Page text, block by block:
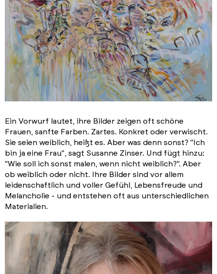
Ein Vorwurf lautet, ihre Bilder zeigen oft schöne
Frauen, sanfte Farben. Zartes. Konkret oder verwischt.
Sie seien weiblich, heißt es. Aber was denn sonst? "Ich
bin ja eine Frau", sagt Susanne Zinser. Und fügt hinzu:
"Wie soll ich sonst malen, wenn nicht weiblich?". Aber
ob weiblich oder nicht. Ihre Bilder sind vor allem
leidenschaftlich und voller Gefühl, Lebensfreude und
Melancholie - und entstehen oft aus unterschiedlichen
Materialien.